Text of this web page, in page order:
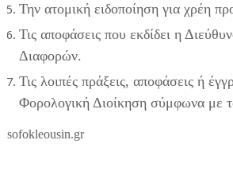
Την ατομική ειδοποίηση για χρέη
Τις αποφάσεις που εκδίδει η
Διαφορών.
Τις λοιπές πράξεις, αποφάσεις ή
Φορολογική Διοίκηση σύμφωνα με
sofokleousin.gr